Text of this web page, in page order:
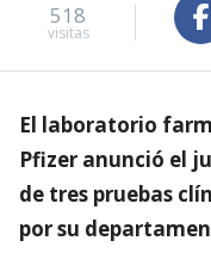
518
visitas
El laboratorio
Pfizer anunció el
de tres pruebas
por su